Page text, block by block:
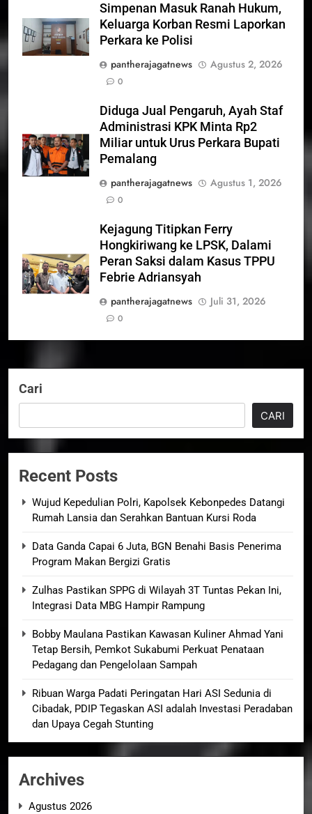
Simpenan Masuk Ranah Hukum,
Keluarga Korban Resmi Laporkan
Perkara ke Polisi
pantherajagatnews
Agustus 2, 2026
0
Diduga Jual Pengaruh, Ayah Staf
Administrasi KPK Minta Rp2
Miliar untuk Urus Perkara Bupati
Pemalang
pantherajagatnews
Agustus 1, 2026
0
Kejagung Titipkan Ferry
Hongkiriwang ke LPSK, Dalami
Peran Saksi dalam Kasus TPPU
Febrie Adriansyah
pantherajagatnews
Juli 31, 2026
0
Cari
CARI
Recent Posts
Wujud Kepedulian Polri, Kapolsek Kebonpedes Datangi
Rumah Lansia dan Serahkan Bantuan Kursi Roda
Data Ganda Capai 6 Juta, BGN Benahi Basis Penerima
Program Makan Bergizi Gratis
Zulhas Pastikan SPPG di Wilayah 3T Tuntas Pekan Ini,
Integrasi Data MBG Hampir Rampung
Bobby Maulana Pastikan Kawasan Kuliner Ahmad Yani
Tetap Bersih, Pemkot Sukabumi Perkuat Penataan
Pedagang dan Pengelolaan Sampah
Ribuan Warga Padati Peringatan Hari ASI Sedunia di
Cibadak, PDIP Tegaskan ASI adalah Investasi Peradaban
dan Upaya Cegah Stunting
Archives
Agustus 2026